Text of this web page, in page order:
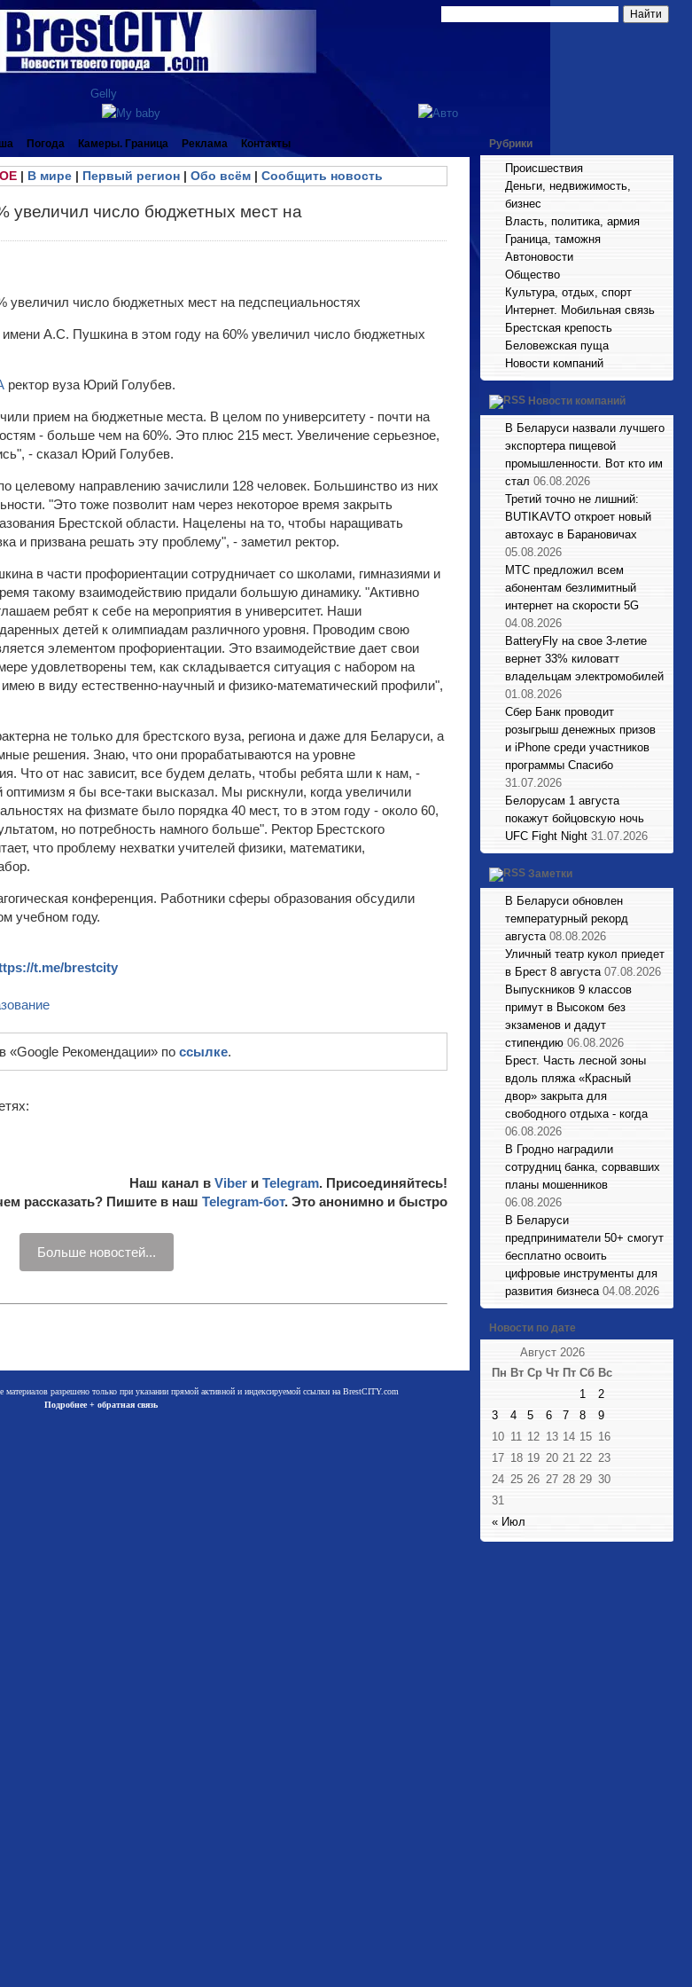
Погода Камеры. Граница Реклама Контакты
| В мире| Первый регион| Обо всём| Сообщить новость
увеличил число бюджетных мест на
имени А.С. Пушкина в этом году на 60% увеличил число бюджетных
ректор вуза Юрий Голубев.
прием на бюджетные места. В целом по университету - почти на
- больше чем на 60%. Это плюс 215 мест. Увеличение серьезное,
- сказал Юрий Голубев.
целевому направлению зачислили 128 человек. Большинство из них
"Это тоже позволит нам через некоторое время закрыть
Брестской области. Нацелены на то, чтобы наращивать
и призвана решать эту проблему", - заметил ректор.
в части профориентации сотрудничает со школами, гимназиями и
такому взаимодействию придали большую динамику. "Активно
ребят к себе на мероприятия в университет. Наши
детей к олимпиадам различного уровня. Проводим свою
элементом профориентации. Это взаимодействие дает свои
удовлетворены тем, как складывается ситуация с набором на
в виду естественно-научный и физико-математический профили",
не только для брестского вуза, региона и даже для Беларуси, а
решения. Знаю, что они прорабатываются на уровне
Что от нас зависит, все будем делать, чтобы ребята шли к нам, -
я бы все-таки высказал. Мы рискнули, когда увеличили
на физмате было порядка 40 мест, то в этом году - около 60,
но потребность намного больше". Ректор Брестского
что проблему нехватки учителей физики, математики,
конференция. Работники сферы образования обсудили
учебном году.
t.me/brestcity
«Google Рекомендации» по ссылке.
Наш канал в Viber и Telegram. Присоединяйтесь!
рассказать? Пишите в наш Telegram-бот. Это анонимно и быстро
Больше новостей...
разрешено только при указании прямой активной и индексируемой ссылки на BrestCITY.com
Подробнее + обратная связь
Рубрики
Происшествия
Деньги, недвижимость,
бизнес
Власть, политика, армия
Граница, таможня
Автоновости
Общество
Культура, отдых, спорт
Интернет. Мобильная связь
Брестская крепость
Беловежская пуща
Новости компаний
Новости компаний
В Беларуси назвали лучшего
экспортера пищевой
промышленности. Вот кто им
стал 06.08.2026
Третий точно не лишний:
BUTIKAVTO откроет новый
автохаус в Барановичах
05.08.2026
МТС предложил всем
абонентам безлимитный
интернет на скорости 5G
04.08.2026
BatteryFly на свое 3-летие
вернет 33% киловатт
владельцам электромобилей
01.08.2026
Сбер Банк проводит
розыгрыш денежных призов
и iPhone среди участников
программы Спасибо
31.07.2026
Белорусам 1 августа
покажут бойцовскую ночь
UFC Fight Night 31.07.2026
Заметки
В Беларуси обновлен
температурный рекорд
августа 08.08.2026
Уличный театр кукол приедет
в Брест 8 августа 07.08.2026
Выпускников 9 классов
примут в Высоком без
экзаменов и дадут
стипендию 06.08.2026
Брест. Часть лесной зоны
вдоль пляжа «Красный
двор» закрыта для
свободного отдыха - когда
06.08.2026
В Гродно наградили
сотрудниц банка, сорвавших
планы мошенников
06.08.2026
В Беларуси
предприниматели 50+ смогут
бесплатно освоить
цифровые инструменты для
развития бизнеса 04.08.2026
Новости по дате
Август 2026
Пн Вт Ср Чт Пт Сб Вс
« Июл
1
2
3
4 5 6 7 8
9
10 11 12 13 14 15 16
17 18 19 20 21 22 23
24 25 26 27 28 29 30
31